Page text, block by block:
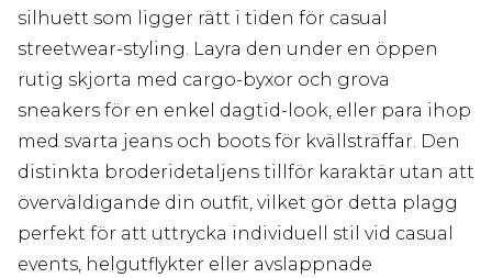
silhuett som ligger rätt i tiden för casual
streetwear-styling. Layra den under en öppen
rutig skjorta med cargo-byxor och grova
sneakers för en enkel dagtid-look, eller para ihop
med svarta jeans och boots för kvällsträffar. Den
distinkta broderidetaljens tillför karaktär utan att
överväldigande din outfit, vilket gör detta plagg
perfekt för att uttrycka individuell stil vid casual
events, helgutflykter eller avslappnade